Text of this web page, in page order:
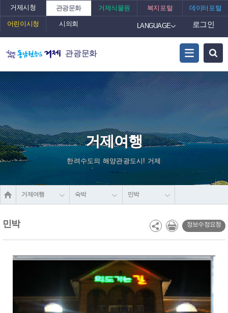
거제시청 관광문화 거제식물원 복지포털 데이터포털
어린이시청 시의회 LANGUAGE 로그인
관광문화
거제여행
한려수도의 해양관광도시! 거제
거제여행 숙박 민박
민박 정보수정요청